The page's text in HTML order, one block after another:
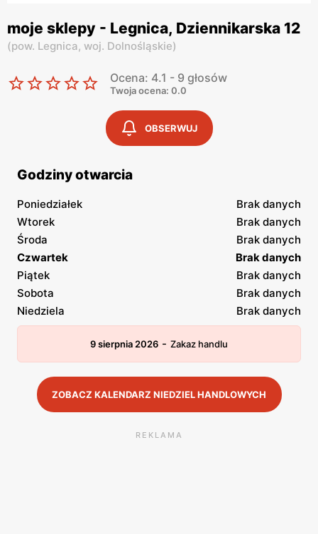
moje sklepy - Legnica, Dziennikarska 12
(pow. Legnica, woj. Dolnośląskie)
Ocena: 4.1 - 9 głosów
Twoja ocena: 0.0
OBSERWUJ
Godziny otwarcia
Poniedziałek
Brak danych
Wtorek
Brak danych
Środa
Brak danych
Czwartek
Brak danych
Piątek
Brak danych
Sobota
Brak danych
Niedziela
Brak danych
9 sierpnia 2026 - Zakaz handlu
ZOBACZ KALENDARZ NIEDZIEL HANDLOWYCH
REKLAMA